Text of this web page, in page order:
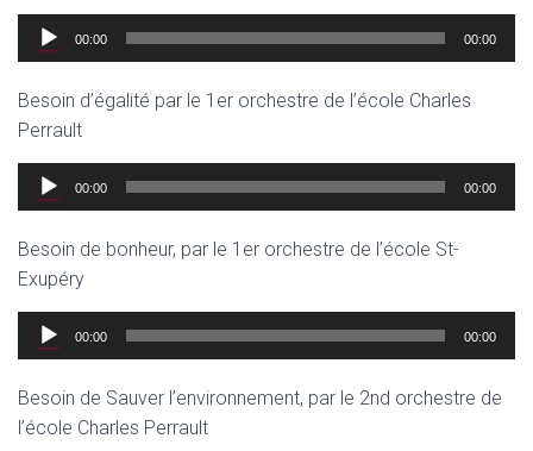
Lecteur
audio
00:00 00:00
Besoin d’égalité par le 1er orchestre de l’école Charles
Perrault
Lecteur
audio
00:00 00:00
Besoin de bonheur, par le 1er orchestre de l’école St-
Exupéry
Lecteur
audio
00:00 00:00
Besoin de Sauver l’environnement, par le 2nd orchestre de
l’école Charles Perrault